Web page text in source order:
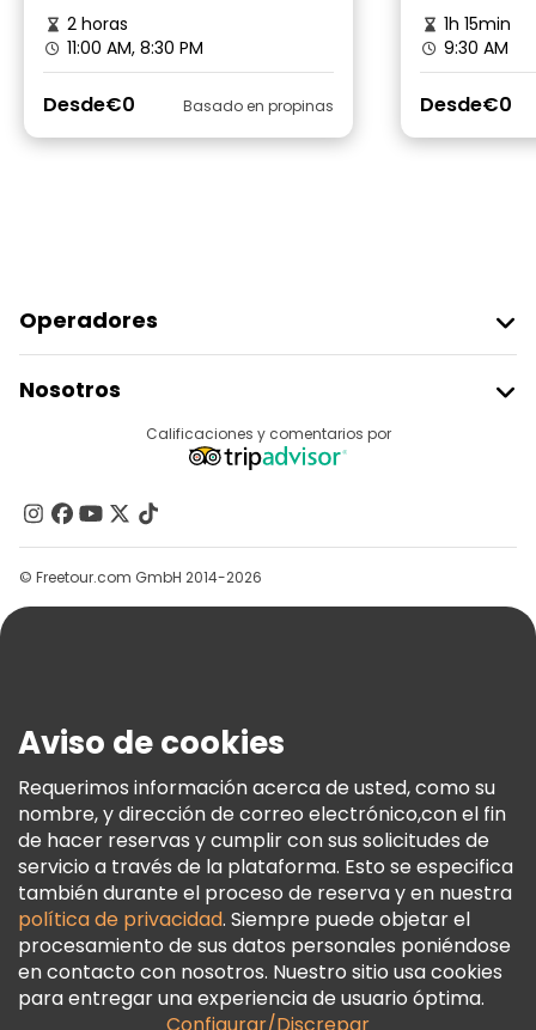
2 horas
11:00 AM, 8:30 PM
Desde€0 Basado en propinas
1h 15min
9:30 AM
Desde€0
Operadores
Acceder Como Proveedor
Programa De Afiliados
Nosotros
Contacto
Grupos
Ayuda
Términos E Información Legal
Política De Cookies
Freetour Premios
Programa De Fidelidad
Calificaciones y comentarios por
© Freetour.com GmbH 2014-2026
Aviso de cookies
Requerimos información acerca de usted, como su
nombre, y dirección de correo electrónico,con el fin
de hacer reservas y cumplir con sus solicitudes de
servicio a través de la plataforma. Esto se especifica
también durante el proceso de reserva y en nuestra
política de privacidad. Siempre puede objetar el
procesamiento de sus datos personales poniéndose
en contacto con nosotros. Nuestro sitio usa cookies
para entregar una experiencia de usuario óptima.